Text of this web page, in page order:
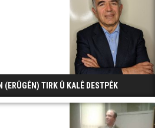
(ERÛGÊN) TIRK Û KALÊ DESTPÊK